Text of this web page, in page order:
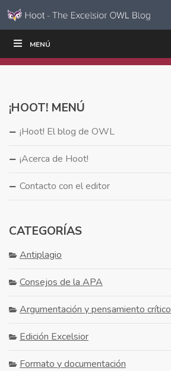
Ir al contenido
navegación
MENÚ
ESCRIBIR
¡HOOT! MENÚ
¡Hoot! El blog de OWL
¡Acerca de Hoot!
Contacto con el editor
CATEGORÍAS
Antiplagio
Consejos de la APA
Argumentación y pensamiento crítico
Edición Excelsior
Formato y documentación